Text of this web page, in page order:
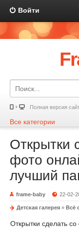
Войти
Полная версия
Все категории
Открытки
фото
лучший
frame-baby 22-02-
Детская галерея » Всё
Открытки сделать